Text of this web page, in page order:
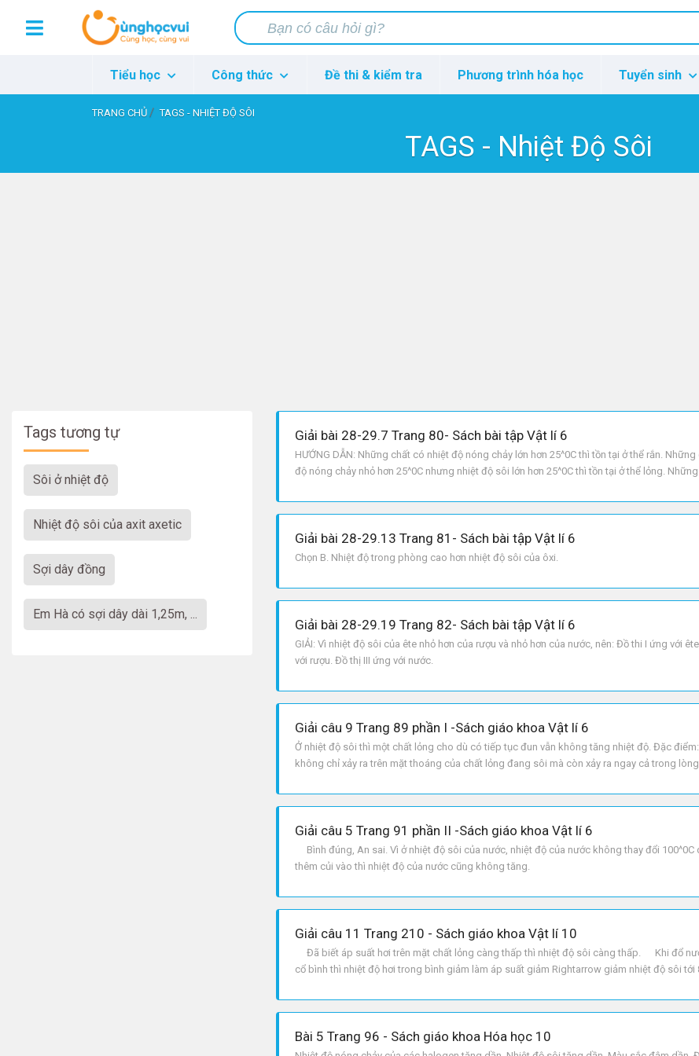
Tiểu học Công thức Đề thi & kiểm tra Phương trình hóa học Tuyển sinh
TRANG CHỦ TAGS - NHIỆT ĐỘ SÔI
TAGS - Nhiệt Độ Sôi
Tags tương tự
sôi ở nhiệt độ
nhiệt độ sôi của axit axetic
Sợi dây đồng
Em Hà có sợi dây dài 1,25m, ...
Giải bài 28-29.7 Trang 80- Sách bài tập Vật lí 6
HƯỚNG DẪN: Những chất có nhiệt độ nóng chảy lớn hơn 25^0C thì tồn tại ở thể rắn.
độ nóng chảy nhỏ hơn 25^0C nhưng nhiệt độ sôi lớn hơn 25^0C thì tồn tại ở thể lỏng.
Giải bài 28-29.13 Trang 81- Sách bài tập Vật lí 6
Chọn B. Nhiệt độ trong phòng cao hơn nhiệt độ sôi của ôxi.
Giải bài 28-29.19 Trang 82- Sách bài tập Vật lí 6
GIẢI: Vì nhiệt độ sôi của ête nhỏ hơn của rượu và nhỏ hơn của nước, nên: Đồ thi I ứng với
với rượu. Đồ thị III ứng với nước.
Giải câu 9 Trang 89 phần I -Sách giáo khoa Vật lí 6
Ở nhiệt độ sôi thì một chất lỏng cho dù có tiếp tục đun vẫn không tăng nhiệt độ. Đặc
không chỉ xảy ra trên mặt thoáng của chất lỏng đang sôi mà còn xảy ra ngay cả trong
Giải câu 5 Trang 91 phần II -Sách giáo khoa Vật lí 6
Bình đúng, An sai. Vì ở nhiệt độ sôi của nước, nhiệt độ của nước không thay đổi 100^0C
thêm củi vào thì nhiệt độ của nước cũng không tăng.
Giải câu 11 Trang 210 - Sách giáo khoa Vật lí 10
Đã biết áp suất hơi trên mặt chất lỏng càng thấp thì nhiệt độ sôi càng thấp. Khi đổ
cổ bình thì nhiệt độ hơi trong bình giảm làm áp suất giảm Rightarrow giảm nhiệt độ sôi tới
Bài 5 Trang 96 - Sách giáo khoa Hóa học 10